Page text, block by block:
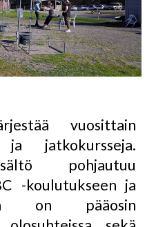
vuosittain
jatkokursseja.
pohjautuu
-koulutukseen ja
on pääosin